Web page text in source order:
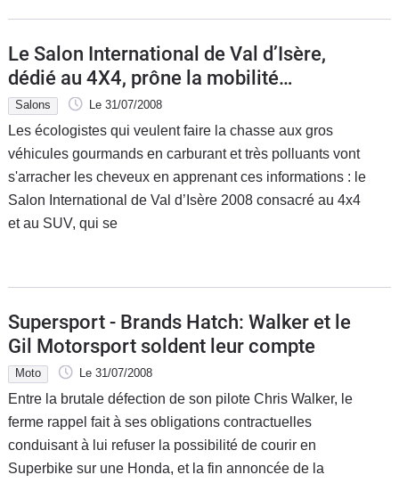
Le Salon International de Val d’Isère,
dédié au 4X4, prône la mobilité
durable...
Salons Le 31/07/2008
Les écologistes qui veulent faire la chasse aux gros
véhicules gourmands en carburant et très polluants vont
s'arracher les cheveux en apprenant ces informations : le
Salon International de Val d’Isère 2008 consacré au 4x4
et au SUV, qui se
Supersport - Brands Hatch: Walker et le
Gil Motorsport soldent leur compte
Moto Le 31/07/2008
Entre la brutale défection de son pilote Chris Walker, le
ferme rappel fait à ses obligations contractuelles
conduisant à lui refuser la possibilité de courir en
Superbike sur une Honda, et la fin annoncée de la